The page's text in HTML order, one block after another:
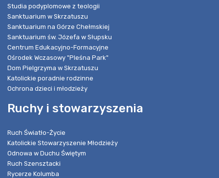
Studia podyplomowe z teologii
Sanktuarium w Skrzatuszu
Sanktuarium na Górze Chełmskiej
Sanktuarium św. Józefa w Słupsku
Centrum Edukacyjno-Formacyjne
Ośrodek Wczasowy "Pleśna Park"
Dom Pielgrzyma w Skrzatuszu
Katolickie poradnie rodzinne
Ochrona dzieci i młodzieży
Ruchy i stowarzyszenia
Ruch Światło-Życie
Katolickie Stowarzyszenie Młodzieży
Odnowa w Duchu Świętym
Ruch Szensztacki
Rycerze Kolumba